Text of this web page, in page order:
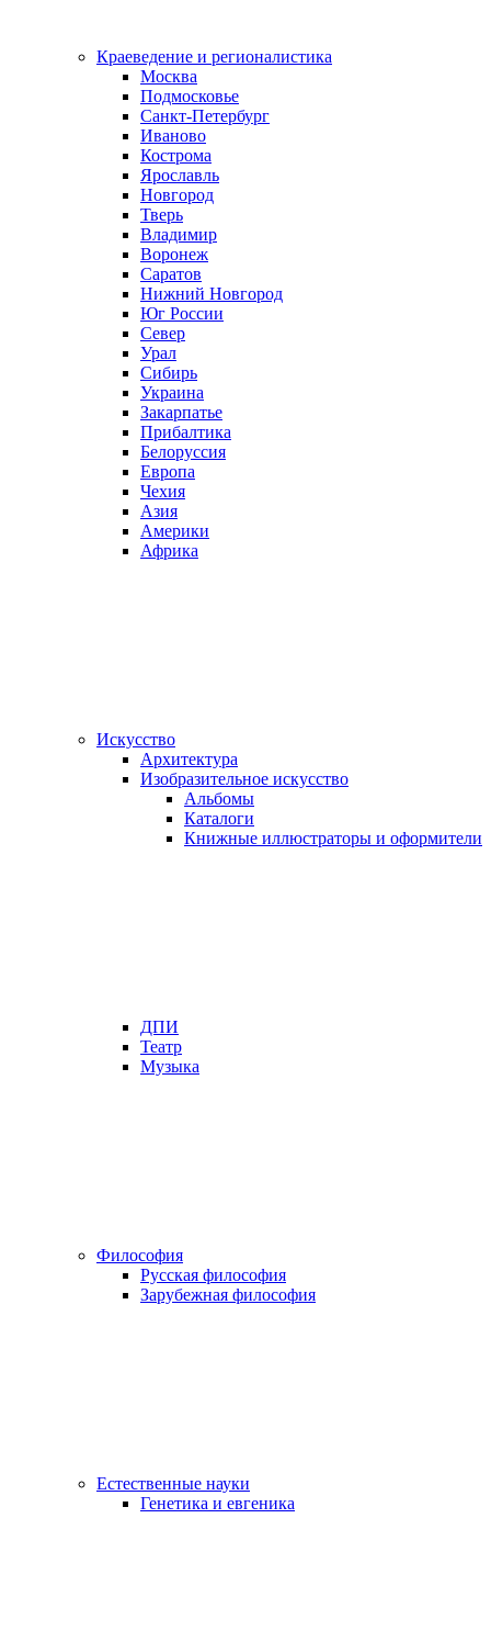
Краеведение и регионалистика
Москва
Подмосковье
Санкт-Петербург
Иваново
Кострома
Ярославль
Новгород
Тверь
Владимир
Воронеж
Саратов
Нижний Новгород
Юг России
Север
Урал
Сибирь
Украина
Закарпатье
Прибалтика
Белоруссия
Европа
Чехия
Азия
Америки
Африка
Искусство
Архитектура
Изобразительное искусство
Альбомы
Каталоги
Книжные иллюстраторы и оформители
ДПИ
Театр
Музыка
Философия
Русская философия
Зарубежная философия
Естественные науки
Генетика и евгеника